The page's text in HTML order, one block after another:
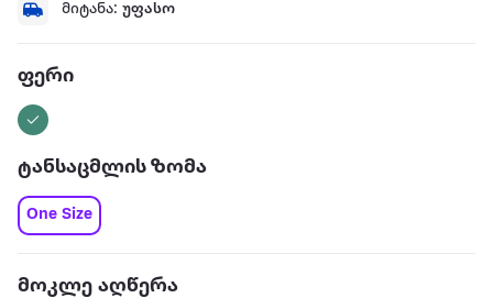
მიტანა: უფასო
ფერი
ტანსაცმლის ზომა
One Size
მოკლე აღწერა